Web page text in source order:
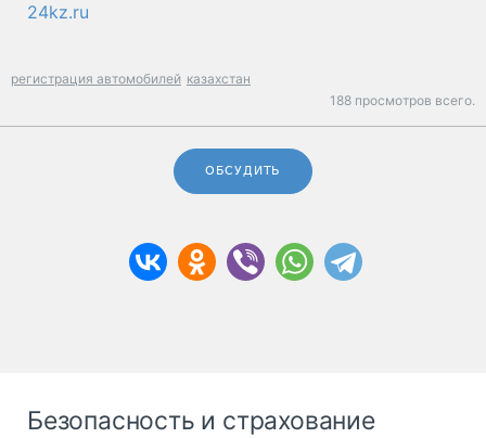
24kz.ru
регистрация автомобилей казахстан
188 просмотров всего.
ОБСУДИТЬ
Безопасность и страхование